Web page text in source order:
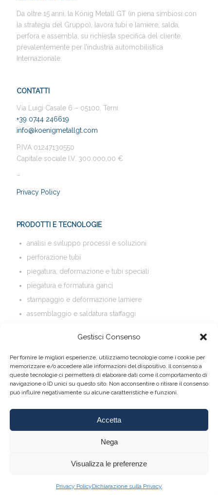
Gestisci Consenso
Per fornire le migliori esperienze, utilizziamo tecnologie come i cookie per
memorizzare e/o accedere alle informazioni del dispositivo. Il consenso a
queste tecnologie ci permetterà di elaborare dati come il comportamento di
navigazione o ID unici su questo sito. Non acconsentire o ritirare il consenso
può influire negativamente su alcune caratteristiche e funzioni.
Accetta
Nega
Visualizza le preferenze
Privacy PolicyDichiarazione sulla Privacy
Da oltre 15 anni, la König Metall GT (in piena simbiosi con
la strategia del Gruppo), lavora tubi e lamiere, salda,
perfora e assembla, su richiesta specifica del cliente,
prevalentemente per l’industria automobilistica
Internazionale.
CONTATTI
Via Luigi Casale 6 – 05100, Terni
+39 0744 246619
info@koenigmetallgt.com
P.IVA 01247130550
Capitale sociale I.V. 300.000,00 €
–
Privacy Policy
PRODOTTI E TECNOLOGIE
analisi e sviluppo processi e soluzioni
perforazione tubi
piegatura, deformazione e tubi speciali
piegatura e formatura ganci
stampaggio e deformazione lamiere
assemblaggio e saldatura staffaggi
About|Contact